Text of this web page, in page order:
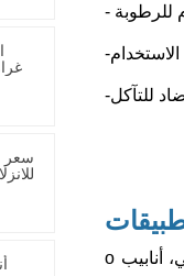
للرطوبة
للتآكل
o أنابيب
سعر